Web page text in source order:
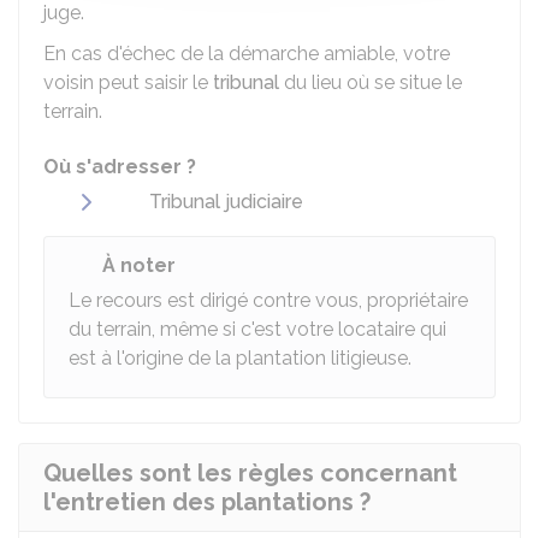
juge.
En cas d'échec de la démarche amiable, votre
voisin peut saisir le tribunal du lieu où se situe le
terrain.
Où s'adresser ?
Tribunal judiciaire
À noter
Le recours est dirigé contre vous, propriétaire
du terrain, même si c'est votre locataire qui
est à l'origine de la plantation litigieuse.
Quelles sont les règles concernant
l'entretien des plantations ?